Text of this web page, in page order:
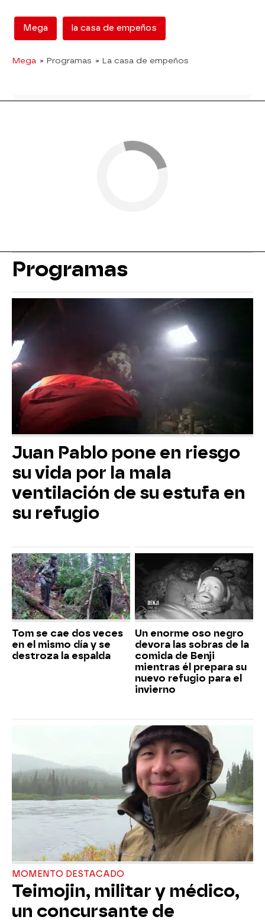
Mega la casa de empeños
Mega » Programas » La casa de empeños
Programas
Juan Pablo pone en riesgo
su vida por la mala
ventilación de su estufa en
su refugio
Tom se cae dos veces
en el mismo día y se
destroza la espalda
Un enorme oso negro
devora las sobras de la
comida de Benji
mientras él prepara su
nuevo refugio para el
invierno
MOMENTO DESTACADO
Teimojin, militar y médico,
un concursante de